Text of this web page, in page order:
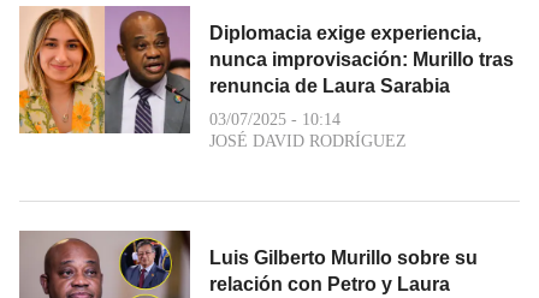
Diplomacia exige experiencia,
nunca improvisación: Murillo tras
renuncia de Laura Sarabia
03/07/2025 - 10:14
JOSÉ DAVID RODRÍGUEZ
Luis Gilberto Murillo sobre su
relación con Petro y Laura